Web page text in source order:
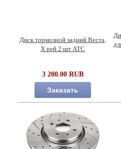
Диск тормозной задний Веста,
Х рей 2 шт АТС
3 200.00 RUB
Заказать